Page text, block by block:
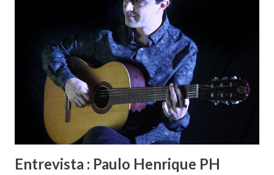
seria aquela canção. Logo, pegou o violão e nasceu
"Inexorável" O som, que “mistura o universo percussivo
brasileiro com hip hop e neo soul”, além de fazer parte do
Autoral do Canto LAB, estará no EP ‘Interior’, que será
gravado em 2021, no Estúdio Municipal de Áudio e Música
(Emam), em Mogi das Cruzes, com recursos da Lei
Emergencial Aldir Blanc nº 14.017/2020 . Confira o Clipe de
Inexorável aqui!!!!
Entrevista : Paulo Henrique PH